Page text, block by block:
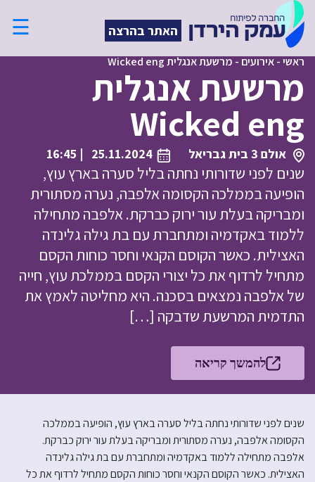
האתר בהרצה ☰
ראשי-אירועים - מרשעת אנגלית Wicked eng
מרשעת אנגלית
Wicked eng
אולם 3 בית גבריאל 25.11.2024
| 16:45
שנים לפני שדורותי נחתה בליל סערה בארץ עוץ,
הופיעה בממלכה הקסומה אלפבה, נערה מסתורית
ומבריקה בעלת עור ירוק כברקת. אלפבה מתחילה
ללמוד באקדמיה ומתחברת עם בת גילה גלינדה
האצילית. כאשר הקוסם הקנאי וחסר כוחות הקסם
מתחיל לרדוף את כל יצורי הקסם בממלכת עוץ, חייה
של אלפבה נמצאים בסכנה. היא מחליטה לאמץ את
התדמית המרשעת שדבקה […]
להמשך קריאה
שנים לפני שדורותי נחתה בליל סערה בארץ עוץ, הופיעה בממלכה
הקסומה אלפבה, נערה מסתורית ומבריקה בעלת עור ירוק כברקת.
אלפבה מתחילה ללמוד באקדמיה ומתחברת עם בת גילה גלינדה
האצילית. כאשר הקוסם הקנאי וחסר כוחות הקסם מתחיל לרדוף את כל